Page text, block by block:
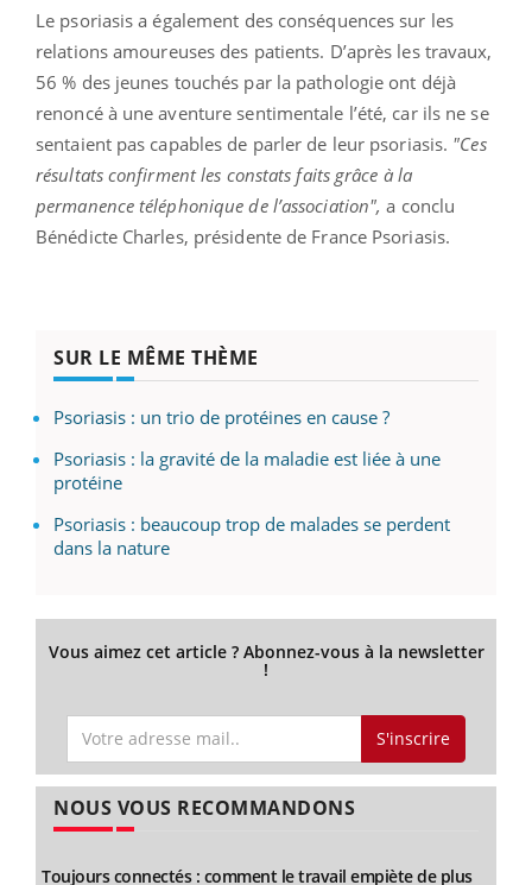
Le psoriasis a également des conséquences sur les
relations amoureuses des patients. D’après les travaux,
56 % des jeunes touchés par la pathologie ont déjà
renoncé à une aventure sentimentale l’été, car ils ne se
sentaient pas capables de parler de leur psoriasis. "Ces
résultats confirment les constats faits grâce à la
permanence téléphonique de l’association", a conclu
Bénédicte Charles, présidente de France Psoriasis.
SUR LE MÊME THÈME
Psoriasis : un trio de protéines en cause ?
Psoriasis : la gravité de la maladie est liée à une
protéine
Psoriasis : beaucoup trop de malades se perdent
dans la nature
Vous aimez cet article ? Abonnez-vous à la newsletter
!
S'inscrire
NOUS VOUS RECOMMANDONS
Toujours connectés : comment le travail empiète de plus